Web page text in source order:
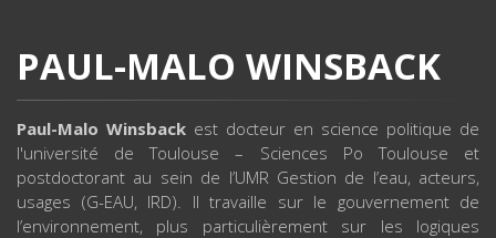
PAUL-MALO WINSBACK
Paul-Malo Winsback est docteur en science politique de
l'université de Toulouse – Sciences Po Toulouse et
postdoctorant au sein de l’UMR Gestion de l’eau, acteurs,
usages (G-EAU, IRD). Il travaille sur le gouvernement de
l’environnement, plus particulièrement sur les logiques